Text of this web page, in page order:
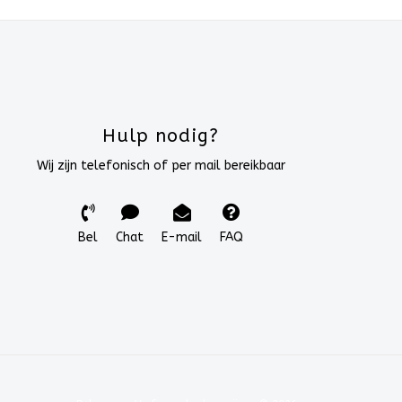
Hulp nodig?
Wij zijn telefonisch of per mail bereikbaar
Bel Chat E-mail FAQ